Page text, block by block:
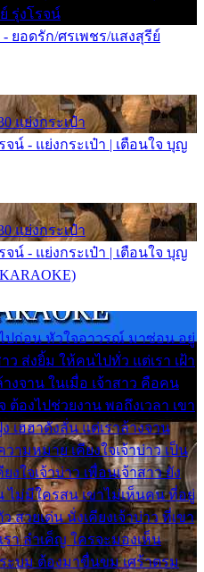
รุ่งโรจน์
ยอดรัก/ศรเพชร/แสงสุรีย์
แย่งกระเป๋า
จน์ - แย่งกระเป๋า | เตือนใจ บุญ
แย่งกระเป๋า
จน์ - แย่งกระเป๋า | เตือนใจ บุญ
ไปก่อน หัวใจอาวรณ์ มาซ่อน อยู่
ว ส่งยิ้ม ให้คนไปทั่ว แต่เรา เฝ้า
งจาน ในเมื่อ เจ้าสาว คือคน
ต้องไปช่วยงาน พอถึงเวลา เขา
เฮฮาดังลั่น แต่เราล้างจาน
ามหมาย เคียงใจเจ้าบ่าว เป็น
ใจเจ้าบ่าว เพื่อนเจ้าสาว ยัง
ไม่มีใครสน เขาไม่เห็นคน ที่อยู่
สวยเด่น นั่งเคียงเจ้าบ่าว ที่เขา
รา ลำเค็ญ ใครจะมองเห็น
ะบม ต้องมาขื่นขม เศร้าตรม